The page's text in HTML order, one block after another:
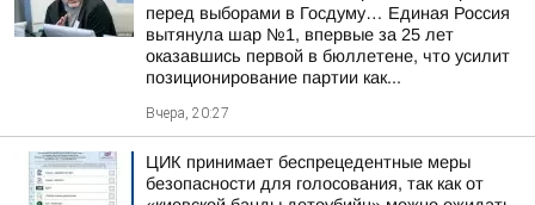
перед выборами в Госдуму… Единая Россия
вытянула шар №1, впервые за 25 лет
оказавшись первой в бюллетене, что усилит
позиционирование партии как...
Вчера, 20:27
ЦИК принимает беспрецедентные меры
безопасности для голосования, так как от